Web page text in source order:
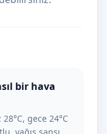
bir hava
gece 24°C